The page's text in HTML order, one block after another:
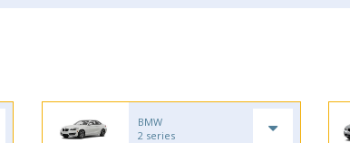
BMW
2 series